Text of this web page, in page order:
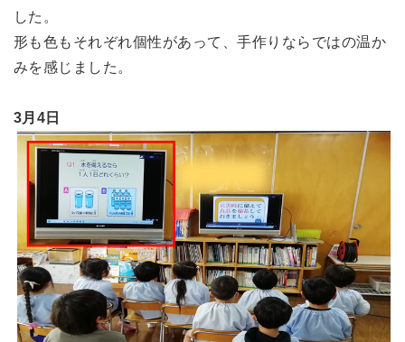
した。
形も色もそれぞれ個性があって、手作りならではの温か
みを感じました。
3月4日